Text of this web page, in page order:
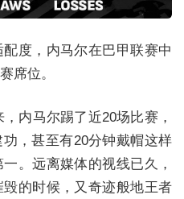
度，内马尔在巴甲联赛中
席位。
内马尔踢了近20场比赛，
，甚至有20分钟戴帽这样
。远离媒体的视线已久，
的时候，又奇迹般地王者